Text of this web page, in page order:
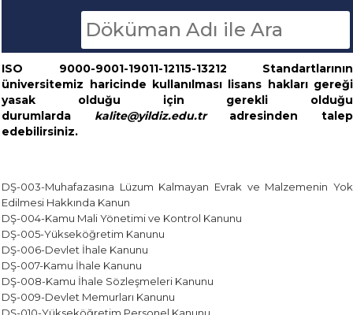
ISO 9000-9001-19011-12115-13212 Standartlarının
üniversitemiz haricinde kullanılması lisans hakları gereği
yasak olduğu için gerekli olduğu
durumlarda kalite@yildiz.edu.tradresinden talep
edebilirsiniz.
DŞ-003-Muhafazasına Lüzum Kalmayan Evrak ve Malzemenin Yok
Edilmesi Hakkında Kanun
DŞ-004-Kamu Mali Yönetimi ve Kontrol Kanunu
DŞ-005-Yükseköğretim Kanunu
DŞ-006-Devlet İhale Kanunu
DŞ-007-Kamu İhale Kanunu
DŞ-008-Kamu İhale Sözleşmeleri Kanunu
DŞ-009-Devlet Memurları Kanunu